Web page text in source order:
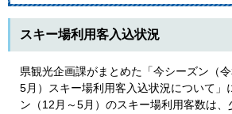
スキー場利用客入込状況
県観光企画課がまとめた「今シーズン（
5月）スキー場利用客入込状況について」
ン（12月～5月）のスキー場利用客数は、